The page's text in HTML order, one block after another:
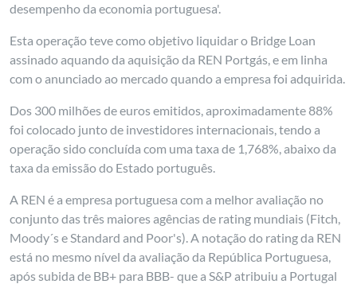
desempenho da economia portuguesa'.
Esta operação teve como objetivo liquidar o Bridge Loan
assinado aquando da aquisição da REN Portgás, e em linha
com o anunciado ao mercado quando a empresa foi adquirida.
Dos 300 milhões de euros emitidos, aproximadamente 88%
foi colocado junto de investidores internacionais, tendo a
operação sido concluída com uma taxa de 1,768%, abaixo da
taxa da emissão do Estado português.
A REN é a empresa portuguesa com a melhor avaliação no
conjunto das três maiores agências de rating mundiais (Fitch,
Moody´s e Standard and Poor's). A notação do rating da REN
está no mesmo nível da avaliação da República Portuguesa,
após subida de BB+ para BBB- que a S&P atribuiu a Portugal